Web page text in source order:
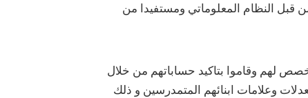
قبل النظام المعلوماتي ومستفيدا من
لهم وقاموا بتاكيد حساباتهم من خلال
وعلامات ابنائهم المتمدرسين و ذلك